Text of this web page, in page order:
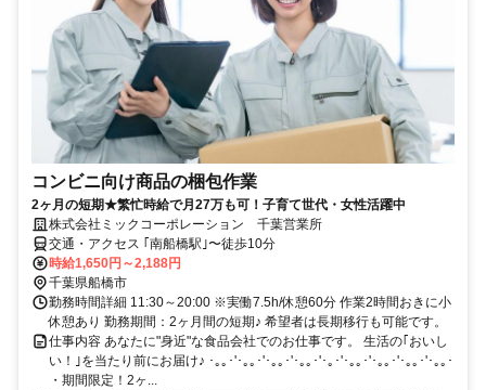
コンビニ向け商品の梱包作業
2ヶ月の短期★繁忙時給で月27万も可！子育て世代・女性活躍中
株式会社ミックコーポレーション 千葉営業所
交通・アクセス ｢南船橋駅｣〜徒歩10分
時給1,650円～2,188円
千葉県船橋市
勤務時間詳細 11:30～20:00 ※実働7.5h/休憩60分 作業2時間おきに小
休憩あり 勤務期間：2ヶ月間の短期♪ 希望者は長期移行も可能です。
仕事内容 あなたに"身近"な食品会社でのお仕事です。 生活の｢おいし
い！｣を当たり前にお届け♪ ･｡｡･'･｡｡･'･｡｡･'･｡｡･'･｡･'･｡｡･'･｡｡･'･｡｡･'･｡｡･
・期間限定！2ヶ...